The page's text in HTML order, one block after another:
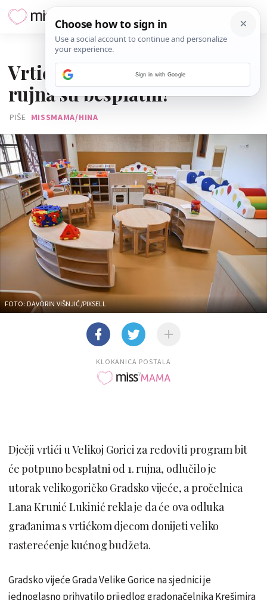
Vrtići u Velikoj Gorici od 1.
rujna su besplatni!
PIŠE MISSMAMA/HINA
FOTO: DAVORIN VIŠNJIĆ/PIXSELL
KLOKANICA POSTALA
Dječji vrtići u Velikoj Gorici za redoviti program bit
će potpuno besplatni od 1. rujna, odlučilo je
utorak velikogoričko Gradsko vijeće, a pročelnica
Lana Krunić Lukinić rekla je da će ova odluka
građanima s vrtićkom djecom donijeti veliko
rasterećenje kućnog budžeta.
Gradsko vijeće Grada Velike Gorice na sjednici je
jednoglasno prihvatilo prijedlog gradonačelnika Krešimira
Sign in with Google